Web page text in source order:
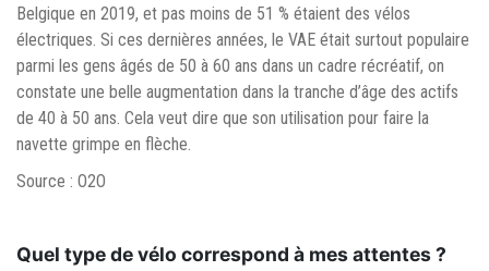
Belgique en 2019, et pas moins de 51 % étaient des vélos
électriques. Si ces dernières années, le VAE était surtout populaire
parmi les gens âgés de 50 à 60 ans dans un cadre récréatif, on
constate une belle augmentation dans la tranche d’âge des actifs
de 40 à 50 ans. Cela veut dire que son utilisation pour faire la
navette grimpe en flèche.
Source : O2O
Quel type de vélo correspond à mes attentes ?